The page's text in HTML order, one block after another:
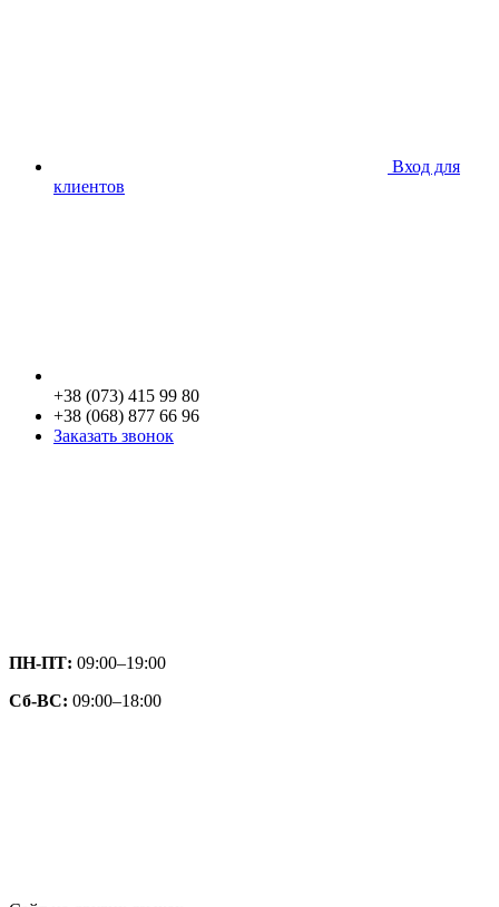
Вход для
клиентов
+38 (073) 415 99 80
+38 (068) 877 66 96
Заказать звонок
ПН-ПТ: 09:00–19:00
Сб-ВС: 09:00–18:00